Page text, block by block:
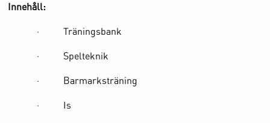
Innehåll:
· Träningsbank
· Spelteknik
· Barmarksträning
· Is